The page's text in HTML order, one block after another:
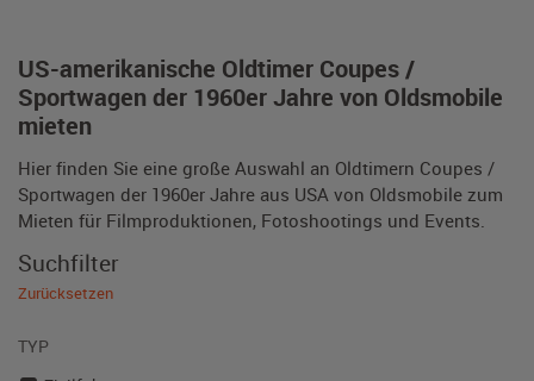
US-amerikanische Oldtimer Coupes /
Sportwagen der 1960er Jahre von Oldsmobile
mieten
Hier finden Sie eine große Auswahl an Oldtimern Coupes /
Sportwagen der 1960er Jahre aus USA von Oldsmobile zum
Mieten für Filmproduktionen, Fotoshootings und Events.
Suchfilter
Zurücksetzen
TYP